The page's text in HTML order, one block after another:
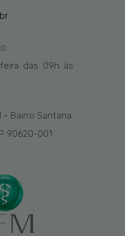
das 09h às
- Bairro Santana
90620-001